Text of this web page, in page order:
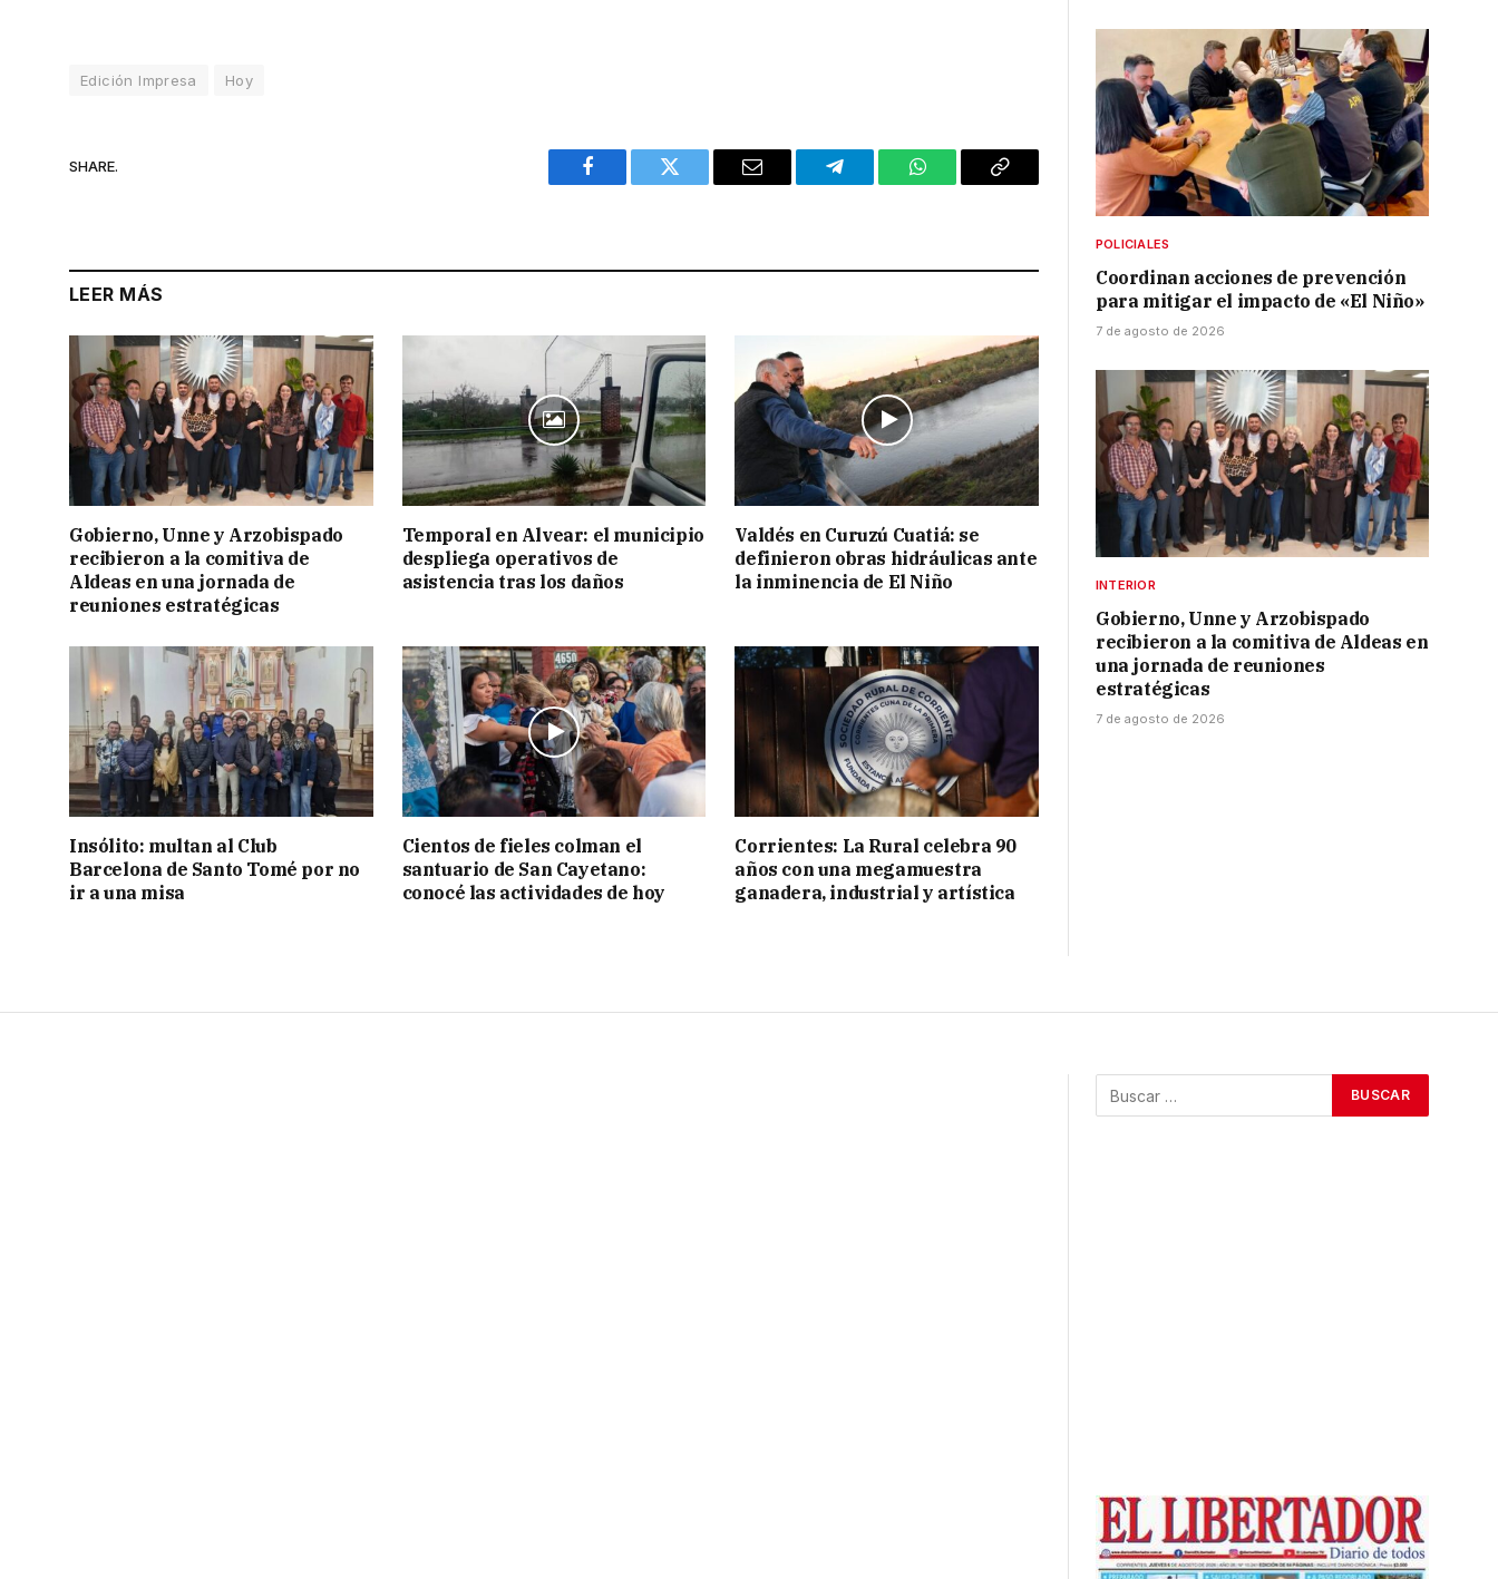
Edición Impresa Hoy
SHARE.
Facebook Twitter Email Telegram WhatsAppCopy
LEER MÁS
Gobierno, Unne y Arzobispado
recibieron a la comitiva de
Aldeas en una jornada de
reuniones estratégicas
Temporal en Alvear: el municipio
despliega operativos de
asistencia tras los daños
Valdés en Curuzú Cuatiá: se
definieron obras hidráulicas ante
la inminencia de El Niño
Insólito: multan al Club
Barcelona de Santo Tomé por no
ir a una misa
Cientos de fieles colman el
santuario de San Cayetano:
conocé las actividades de hoy
Corrientes: La Rural celebra 90
años con una megamuestra
ganadera, industrial y artística
POLICIALES
Coordinan acciones de prevención
para mitigar el impacto de «El Niño»
7 de agosto de 2026
INTERIOR
Gobierno, Unne y Arzobispado
recibieron a la comitiva de Aldeas en
una jornada de reuniones
estratégicas
7 de agosto de 2026